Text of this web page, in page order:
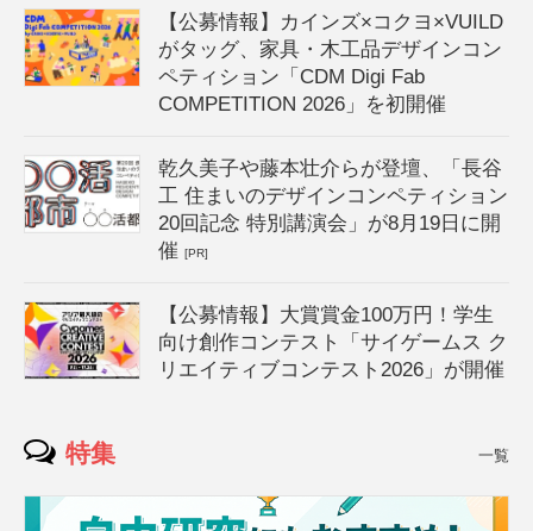
【公募情報】カインズ×コクヨ×VUILD
がタッグ、家具・木工品デザインコン
ペティション「CDM Digi Fab
COMPETITION 2026」を初開催
乾久美子や藤本壮介らが登壇、「長谷
工 住まいのデザインコンペティション
20回記念 特別講演会」が8月19日に開
催[PR]
【公募情報】大賞賞金100万円！学生
向け創作コンテスト「サイゲームス ク
リエイティブコンテスト2026」が開催
特集 一覧